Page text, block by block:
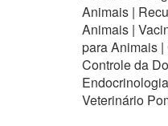
Animais |
Animais |
para Animais
Controle da
Veterinário